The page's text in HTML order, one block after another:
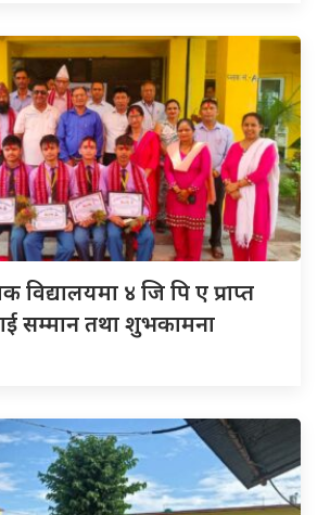
विद्यालयमा ४ जि पि ए प्राप्त
सम्मान तथा शुभकामना